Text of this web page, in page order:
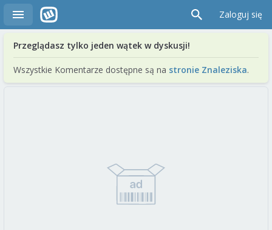
Zaloguj się
Przeglądasz tylko jeden wątek w dyskusji!
Wszystkie Komentarze dostępne są na stronie Znaleziska.